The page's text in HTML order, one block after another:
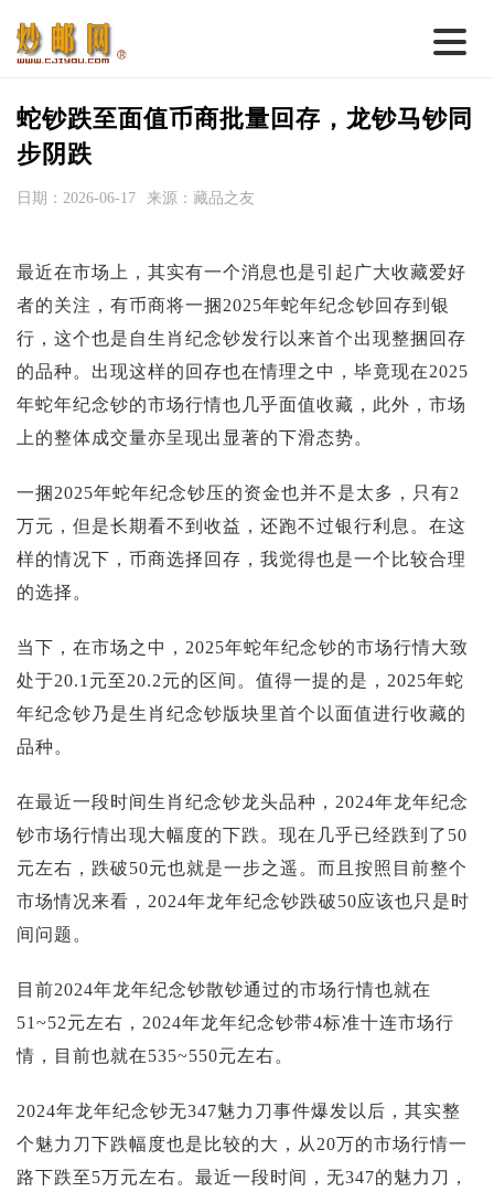
首 页
钱币行情
热点话题
邮币卡苑
实战论坛
新品预告
投资论坛
蛇钞跌至面值币商批量回存，龙钞马钞同
步阴跌
日期：2026-06-17 来源：藏品之友
最近在市场上，其实有一个消息也是引起广大收藏爱好
者的关注，有币商将一捆2025年蛇年纪念钞回存到银
行，这个也是自生肖纪念钞发行以来首个出现整捆回存
的品种。出现这样的回存也在情理之中，毕竟现在2025
年蛇年纪念钞的市场行情也几乎面值收藏，此外，市场
上的整体成交量亦呈现出显著的下滑态势。
一捆2025年蛇年纪念钞压的资金也并不是太多，只有2
万元，但是长期看不到收益，还跑不过银行利息。在这
样的情况下，币商选择回存，我觉得也是一个比较合理
的选择。
当下，在市场之中，2025年蛇年纪念钞的市场行情大致
处于20.1元至20.2元的区间。值得一提的是，2025年蛇
年纪念钞乃是生肖纪念钞版块里首个以面值进行收藏的
品种。
在最近一段时间生肖纪念钞龙头品种，2024年龙年纪念
钞市场行情出现大幅度的下跌。现在几乎已经跌到了50
元左右，跌破50元也就是一步之遥。而且按照目前整个
市场情况来看，2024年龙年纪念钞跌破50应该也只是时
间问题。
目前2024年龙年纪念钞散钞通过的市场行情也就在
51~52元左右，2024年龙年纪念钞带4标准十连市场行
情，目前也就在535~550元左右。
2024年龙年纪念钞无347魅力刀事件爆发以后，其实整
个魅力刀下跌幅度也是比较的大，从20万的市场行情一
路下跌至5万元左右。最近一段时间，无347的魅力刀，